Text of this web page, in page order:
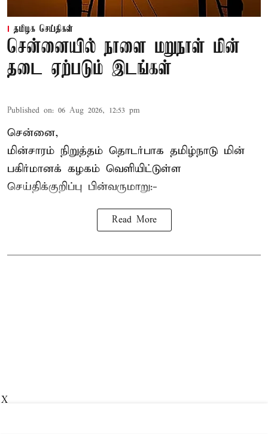
தமிழக செய்திகள்
சென்னையில் நாளை மறுநாள் மின்
தடை ஏற்படும் இடங்கள்
Published on: 06 Aug 2026, 12:53 pm
சென்னை,
மின்சாரம் நிறுத்தம் தொடர்பாக தமிழ்நாடு மின்
பகிர்மானக் கழகம் வெளியிட்டுள்ள
செய்திக்குறிப்பு பின்வருமாறு:-
Read More
X